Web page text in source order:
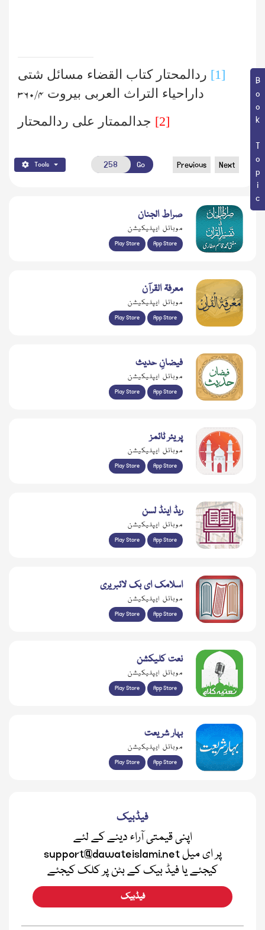
Book Topic
[1] ردالمحتار کتاب القضاء مسائل شتی
داراحیاء التراث العربی بیروت ۴/ ۳۶۰
[2] جدالممتار علی ردالمحتار
Tools Go Previous Next
صراط الجنان
موبائل ایپلیکیشن
Play Store App Store
معرفۃ القرآن
موبائل ایپلیکیشن
Play Store App Store
فیضانِ حدیث
موبائل ایپلیکیشن
Play Store App Store
پریئر ٹائمز
موبائل ایپلیکیشن
Play Store App Store
ریڈ اینڈ لسن
موبائل ایپلیکیشن
Play Store App Store
اسلامک ای بک لائبریری
موبائل ایپلیکیشن
Play Store App Store
نعت کلیکشن
موبائل ایپلیکیشن
Play Store App Store
بہار شریعت
موبائل ایپلیکیشن
Play Store App Store
فیڈبیک
اپنی قیمتی آراء دینے کے لئے
support@dawateislami.net پر ای میل
کیجئے یا فیڈ بیک کے بٹن پر کلک کیجئے
فیڈبیک